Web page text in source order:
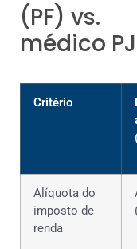
(PF) vs.
médico PJ
Critério
Alíquota do
imposto de
renda